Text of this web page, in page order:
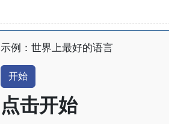
示例：世界上最好的语言
开始
点击开始